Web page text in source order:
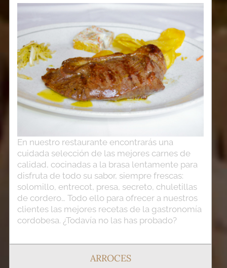
En nuestro restaurante encontrarás una
cuidada selección de las mejores carnes de
calidad, cocinadas a la brasa lentamente para
disfruta de todo su sabor, siempre frescas:
solomillo, entrecot, presa, secreto, chuletillas
de cordero… Todo ello para ofrecer a nuestros
clientes las mejores recetas de la gastronomía
cordobesa. ¿Todavía no las has probado?
ARROCES